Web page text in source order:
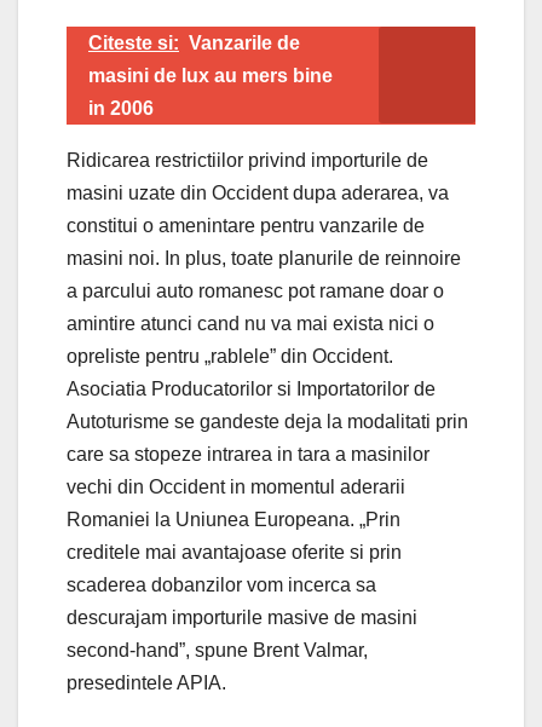
Citeste si: Vanzarile de
masini de lux au mers bine
in 2006
Ridicarea restrictiilor privind importurile de
masini uzate din Occident dupa aderarea, va
constitui o amenintare pentru vanzarile de
masini noi. In plus, toate planurile de reinnoire
a parcului auto romanesc pot ramane doar o
amintire atunci cand nu va mai exista nici o
opreliste pentru „rablele” din Occident.
Asociatia Producatorilor si Importatorilor de
Autoturisme se gandeste deja la modalitati prin
care sa stopeze intrarea in tara a masinilor
vechi din Occident in momentul aderarii
Romaniei la Uniunea Europeana. „Prin
creditele mai avantajoase oferite si prin
scaderea dobanzilor vom incerca sa
descurajam importurile masive de masini
second-hand”, spune Brent Valmar,
presedintele APIA.